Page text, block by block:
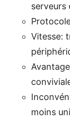
Vitesse:
moins